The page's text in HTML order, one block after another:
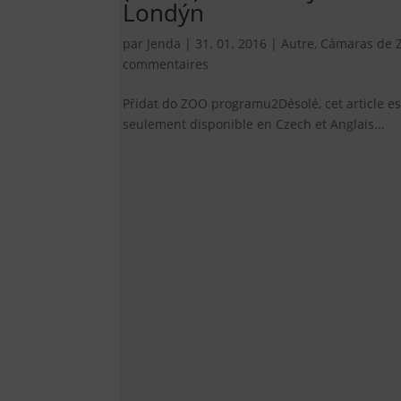
Londýn
par Jenda | 31. 01. 2016 | Autre, Cámaras de
commentaires
Přidat do ZOO programu2Désolé, cet article
seulement disponible en Czech et Anglais...